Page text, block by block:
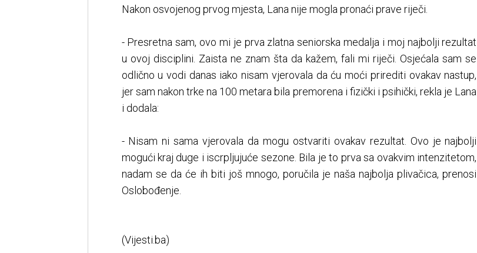
Nakon osvojenog prvog mjesta, Lana nije mogla pronaći prave riječi.
- Presretna sam, ovo mi je prva zlatna seniorska medalja i moj najbolji rezultat
u ovoj disciplini. Zaista ne znam šta da kažem, fali mi riječi. Osjećala sam se
odlično u vodi danas iako nisam vjerovala da ću moći prirediti ovakav nastup,
jer sam nakon trke na 100 metara bila premorena i fizički i psihički, rekla je Lana
i dodala:
- Nisam ni sama vjerovala da mogu ostvariti ovakav rezultat. Ovo je najbolji
mogući kraj duge i iscrpljujuće sezone. Bila je to prva sa ovakvim intenzitetom,
nadam se da će ih biti još mnogo, poručila je naša najbolja plivačica, prenosi
Oslobođenje.
(Vijesti.ba)